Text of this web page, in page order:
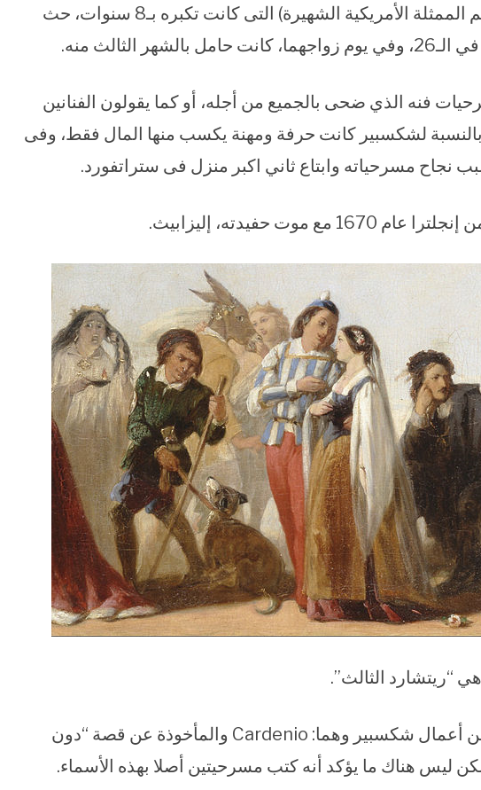
– تزوج من “آن هاثاواي” (نفس اسم الممثلة الأمريكية الشهيرة) التى كانت تكبره بـ8 سنوات، حث
فنه الذي ضحى بالجميع من أجله، أو كما يقولون الفنانين
لشكسبير كانت حرفة ومهنة يكسب منها المال فقط، وفى
حفيدته، إليزابيث.
“ريتشارد الثالث”.
– هناك اعتقاد بفقدان مسرحيتين من أعمال شكسبير وهما: Cardenio والمأخوذة عن قصة “دون